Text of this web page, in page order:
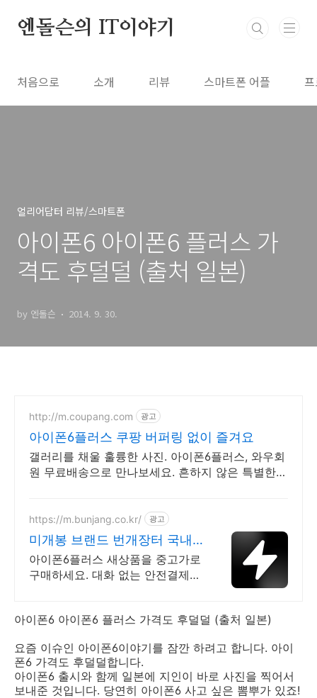
엔돌슨의 IT이야기
처음으로 소개 리뷰 스마트폰 어플
얼리어답터 리뷰/스마트폰
아이폰6 아이폰6 플러스 가
격도 후덜덜 (출처 일본)
by 엔돌슨 2014. 9. 30.
http://m.coupang.com 광고
아이폰6플러스 쿠팡 버퍼링 없이 즐겨요
갤러리를 채울 훌륭한 사진. 아이폰6플러스, 와우회
원 무료배송으로 만나보세요. 흔하지 않은 특별한
https://m.bunjang.co.kr/ 광고
미개봉 브랜드 번개장터 국내
최대 브랜드 중고거래
아이폰6플러스 새상품을 중고가로
구매하세요. 대화 없는 안전결제로
상의 신규 상품 업로드
아이폰6 아이폰6 플러스 가격도 후덜덜 (출처 일본)
요즘 이슈인 아이폰6이야기를 잠깐 하려고 합니다. 아이
폰6 가격도 후덜덜합니다.
아이폰6 출시와 함께 일본에 지인이 바로 사진을 찍어서
보내준 것입니다. 당연히 아이폰6 사고 싶은 뽐뿌가 있죠!